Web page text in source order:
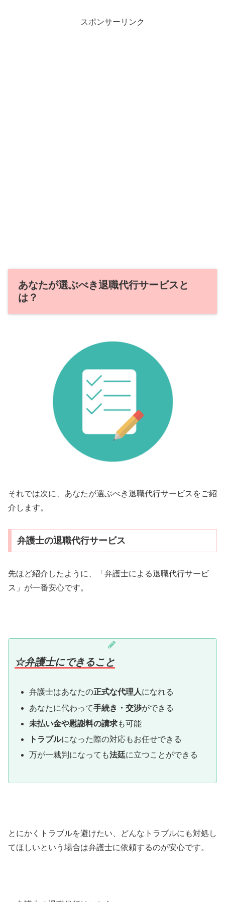
スポンサーリンク
あなたが選ぶべき退職代行サービスと
は？
それでは次に、あなたが選ぶべき退職代行サービスをご紹
介します。
弁護士の退職代行サービス
先ほど紹介したように、「弁護士による退職代行サービ
ス」が一番安心です。
☆弁護士にできること
弁護士はあなたの正式な代理人になれる
あなたに代わって手続き・交渉ができる
未払い金や慰謝料の請求も可能
トラブルになった際の対応もお任せできる
万が一裁判になっても法廷に立つことができる
とにかくトラブルを避けたい、どんなトラブルにも対処し
てほしいという場合は弁護士に依頼するのが安心です。